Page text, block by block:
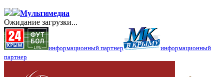
Мультимедиа
Ожидание загрузки...
информационный партнер
информационный
партнер